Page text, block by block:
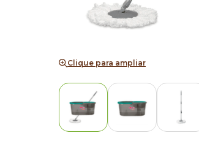
Clique para ampliar